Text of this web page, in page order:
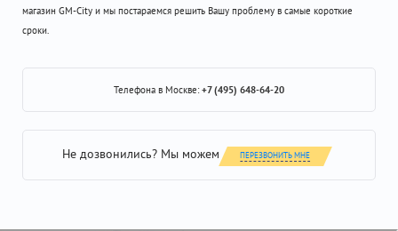
магазин GM-City и мы постараемся решить Вашу проблему в самые короткие
сроки.
Телефона в Москве:+7 (495) 648-64-20
Не дозвонились? Мы можем ПЕРЕЗВОНИТЬ МНЕ